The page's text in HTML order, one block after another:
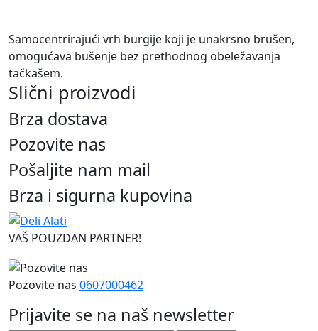
Samocentrirajući vrh burgije koji je unakrsno brušen,
omogućava bušenje bez prethodnog obeležavanja
tačkašem.
Slični proizvodi
Brza dostava
Pozovite nas
Pošaljite nam mail
Brza i sigurna kupovina
VAŠ POUZDAN PARTNER!
Pozovite nas 0607000462
Prijavite se na naš newsletter